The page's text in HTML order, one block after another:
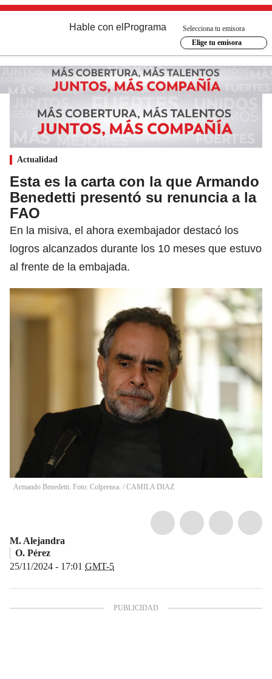
Hable con el Programa
Selecciona tu emisora
Elige tu emisora
Actualidad
Esta es la carta con la que Armando
Benedetti presentó su renuncia a la
FAO
En la misiva, el ahora exembajador destacó los
logros alcanzados durante los 10 meses que estuvo
al frente de la embajada.
Armando Benedetti. Foto: Colprensa. / CAMILA DIAZ
M. Alejandra
O. Pérez
25/11/2024 - 17:01 GMT-5